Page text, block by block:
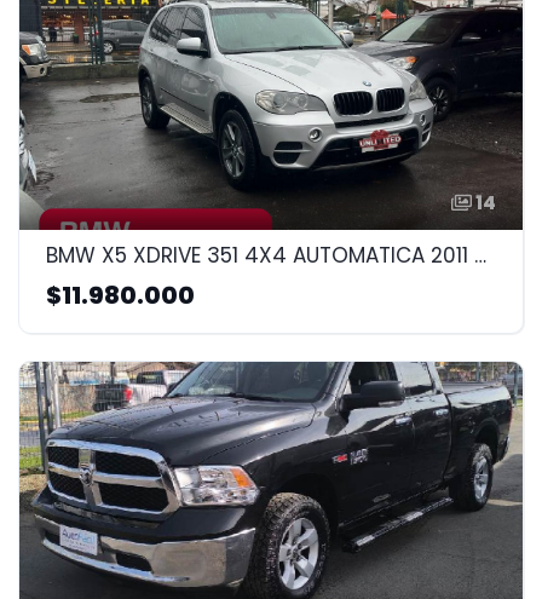
14
BMW X5 XDRIVE 351 4X4 AUTOMATICA 2011 3.0CC
$11.980.000